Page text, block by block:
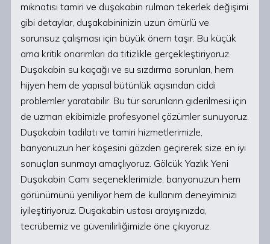
mıknatısı tamiri ve duşakabin rulman tekerlek değişimi
gibi detaylar, duşakabininizin uzun ömürlü ve
sorunsuz çalışması için büyük önem taşır. Bu küçük
ama kritik onarımları da titizlikle gerçekleştiriyoruz.
Duşakabin su kaçağı ve su sızdırma sorunları, hem
hijyen hem de yapısal bütünlük açısından ciddi
problemler yaratabilir. Bu tür sorunların giderilmesi için
de uzman ekibimizle profesyonel çözümler sunuyoruz.
Duşakabin tadilatı ve tamiri hizmetlerimizle,
banyonuzun her köşesini gözden geçirerek size en iyi
sonuçları sunmayı amaçlıyoruz. Gölcük Yazlık Yeni
Duşakabin Camı seçeneklerimizle, banyonuzun hem
görünümünü yeniliyor hem de kullanım deneyiminizi
iyileştiriyoruz. Duşakabin ustası arayışınızda,
tecrübemiz ve güvenilirliğimizle öne çıkıyoruz.